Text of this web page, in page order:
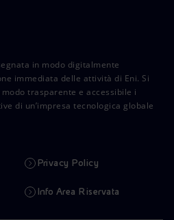
in modo digitalmente
immediata delle attività di Eni. Si
trasparente e accessibile i
di un’impresa tecnologica globale
Privacy Policy
Info Area Riservata